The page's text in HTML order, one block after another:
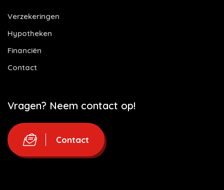
Verzekeringen
Hypotheken
Financiën
Contact
Vragen? Neem contact op!
Contact